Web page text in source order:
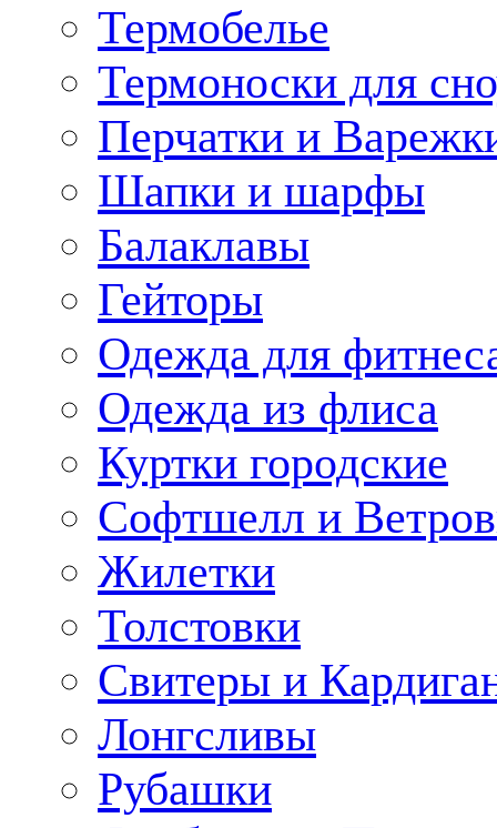
Термобелье
Термоноски для
Перчатки и
Шапки и шарфы
Балаклавы
Гейторы
Одежда для
Одежда из флиса
Куртки городские
Софтшелл и
Жилетки
Толстовки
Свитеры и
Лонгсливы
Рубашки